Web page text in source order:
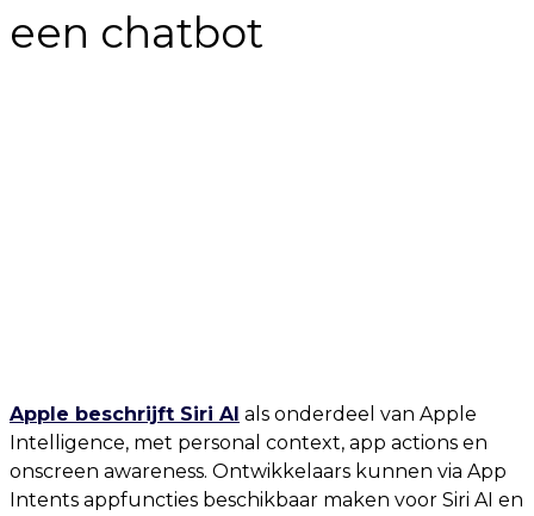
een chatbot
Apple beschrijft Siri AI als onderdeel van Apple
Intelligence, met personal context, app actions en
onscreen awareness. Ontwikkelaars kunnen via App
Intents appfuncties beschikbaar maken voor Siri AI en